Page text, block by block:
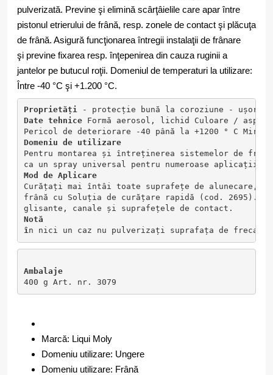
pulverizată. Previne şi elimină scârţâielile care apar între
pistonul etrierului de frână, resp. zonele de contact şi plăcuţa
de frână. Asigură funcţionarea întregii instalaţii de frânare
şi previne fixarea resp. înţepenirea din cauza ruginii a
jantelor pe butucul roţii. Domeniul de temperaturi la utilizare:
Între -40 °C şi +1.200 °C.
Proprietăți - protecție bună la coroziune - ușor
Date tehnice Formă aerosol, lichid Culoare /
Pericol de deteriorare -40 până la +1200 ° C
Domeniu de utilizare
Pentru montarea și întreținerea sistemelor de
ca un spray universal pentru numeroase aplicații
Mod de Aplicare
Curățați mai întâi toate suprafețe de alunecare,
frână cu Soluția de curățare rapidă (cod. 2695).
glisante, canale și suprafețele de contact.
Notă
în nici un caz nu pulverizați suprafața de frecare
Ambalaje
400 g Art. nr. 3079
Marcă: Liqui Moly
Domeniu utilizare: Ungere
Domeniu utilizare: Frână